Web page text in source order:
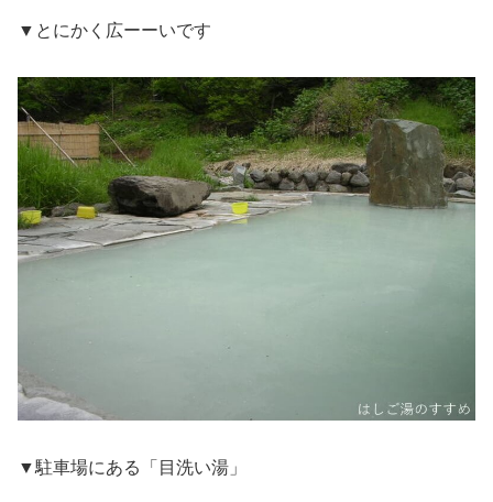
▼とにかく広ーーいです
▼駐車場にある「目洗い湯」